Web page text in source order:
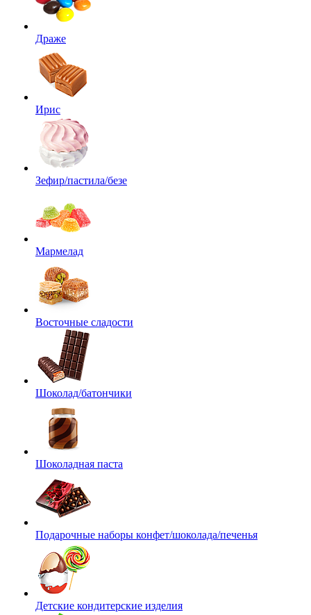
Драже
Ирис
Зефир/пастила/безе
Мармелад
Восточные сладости
Шоколад/батончики
Шоколадная паста
Подарочные наборы конфет/шоколада/печенья
Детские кондитерские изделия